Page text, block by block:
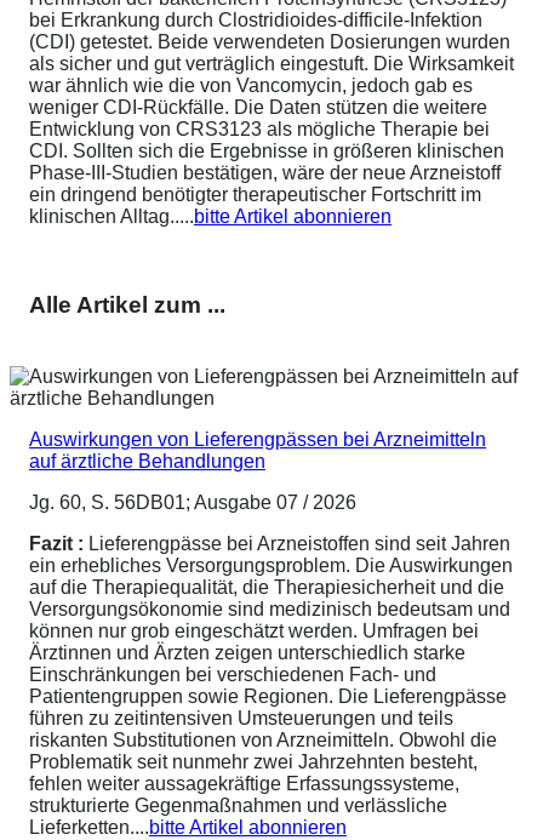
bei Erkrankung durch Clostridioides-difficile-Infektion
(CDI) getestet. Beide verwendeten Dosierungen wurden
als sicher und gut verträglich eingestuft. Die Wirksamkeit
war ähnlich wie die von Vancomycin, jedoch gab es
weniger CDI-Rückfälle. Die Daten stützen die weitere
Entwicklung von CRS3123 als mögliche Therapie bei
CDI. Sollten sich die Ergebnisse in größeren klinischen
Phase-III-Studien bestätigen, wäre der neue Arzneistoff
ein dringend benötigter therapeutischer Fortschritt im
klinischen Alltag.....bitte Artikel abonnieren
Alle Artikel zum ...
Auswirkungen von Lieferengpässen bei Arzneimitteln
auf ärztliche Behandlungen
Jg. 60, S. 56DB01; Ausgabe 07 / 2026
Fazit : Lieferengpässe bei Arzneistoffen sind seit Jahren
ein erhebliches Versorgungsproblem. Die Auswirkungen
auf die Therapiequalität, die Therapiesicherheit und die
Versorgungsökonomie sind medizinisch bedeutsam und
können nur grob eingeschätzt werden. Umfragen bei
Ärztinnen und Ärzten zeigen unterschiedlich starke
Einschränkungen bei verschiedenen Fach- und
Patientengruppen sowie Regionen. Die Lieferengpässe
führen zu zeitintensiven Umsteuerungen und teils
riskanten Substitutionen von Arzneimitteln. Obwohl die
Problematik seit nunmehr zwei Jahrzehnten besteht,
fehlen weiter aussagekräftige Erfassungssysteme,
strukturierte Gegenmaßnahmen und verlässliche
Lieferketten....bitte Artikel abonnieren